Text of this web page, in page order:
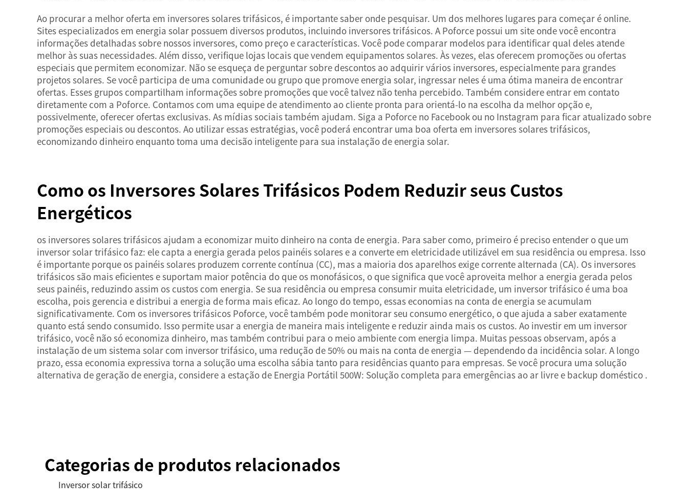
Ao procurar a melhor oferta em inversores solares trifásicos, é importante saber onde pesquisar. Um dos melhores lugares para começar é online.
Sites especializados em energia solar possuem diversos produtos, incluindo inversores trifásicos. A Poforce possui um site onde você encontra
informações detalhadas sobre nossos inversores, como preço e características. Você pode comparar modelos para identificar qual deles atende
melhor às suas necessidades. Além disso, verifique lojas locais que vendem equipamentos solares. Às vezes, elas oferecem promoções ou ofertas
especiais que permitem economizar. Não se esqueça de perguntar sobre descontos ao adquirir vários inversores, especialmente para grandes
projetos solares. Se você participa de uma comunidade ou grupo que promove energia solar, ingressar neles é uma ótima maneira de encontrar
ofertas. Esses grupos compartilham informações sobre promoções que você talvez não tenha percebido. Também considere entrar em contato
diretamente com a Poforce. Contamos com uma equipe de atendimento ao cliente pronta para orientá-lo na escolha da melhor opção e,
possivelmente, oferecer ofertas exclusivas. As mídias sociais também ajudam. Siga a Poforce no Facebook ou no Instagram para ficar atualizado sobre
promoções especiais ou descontos. Ao utilizar essas estratégias, você poderá encontrar uma boa oferta em inversores solares trifásicos,
economizando dinheiro enquanto toma uma decisão inteligente para sua instalação de energia solar.
Como os Inversores Solares Trifásicos Podem Reduzir seus Custos
Energéticos
os inversores solares trifásicos ajudam a economizar muito dinheiro na conta de energia. Para saber como, primeiro é preciso entender o que um
inversor solar trifásico faz: ele capta a energia gerada pelos painéis solares e a converte em eletricidade utilizável em sua residência ou empresa. Isso
é importante porque os painéis solares produzem corrente contínua (CC), mas a maioria dos aparelhos exige corrente alternada (CA). Os inversores
trifásicos são mais eficientes e suportam maior potência do que os monofásicos, o que significa que você aproveita melhor a energia gerada pelos
seus painéis, reduzindo assim os custos com energia. Se sua residência ou empresa consumir muita eletricidade, um inversor trifásico é uma boa
escolha, pois gerencia e distribui a energia de forma mais eficaz. Ao longo do tempo, essas economias na conta de energia se acumulam
significativamente. Com os inversores trifásicos Poforce, você também pode monitorar seu consumo energético, o que ajuda a saber exatamente
quanto está sendo consumido. Isso permite usar a energia de maneira mais inteligente e reduzir ainda mais os custos. Ao investir em um inversor
trifásico, você não só economiza dinheiro, mas também contribui para o meio ambiente com energia limpa. Muitas pessoas observam, após a
instalação de um sistema solar com inversor trifásico, uma redução de 50% ou mais na conta de energia — dependendo da incidência solar. A longo
prazo, essa economia expressiva torna a solução uma escolha sábia tanto para residências quanto para empresas. Se você procura uma solução
alternativa de geração de energia, considere a estação de Energia Portátil 500W: Solução completa para emergências ao ar livre e backup doméstico .
Categorias de produtos relacionados
Inversor solar trifásico